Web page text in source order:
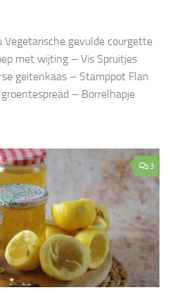
gevulde courgette
met wijting – Vis Spruitjes
geitenkaas – Stamppot Flan
– Borrelhapje
3